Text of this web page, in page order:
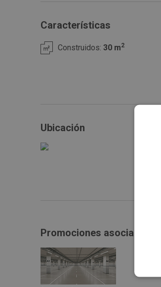
más información y realizar una visita.
Características
Construidos: 30 m2
Ubicación
Promociones asociadas